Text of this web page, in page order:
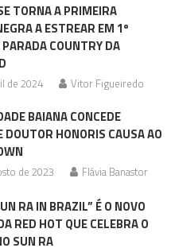
TORNA A PRIMEIRA
A ESTREAR EM 1º
COUNTRY DA
de 2024 Vitor Figueiredo
BAIANA CONCEDE
DOUTOR HONORIS CAUSA AO
de 2023 Flávia Banastor
RA IN BRAZIL” É O NOVO
RED HOT QUE CELEBRA O
SUN RA